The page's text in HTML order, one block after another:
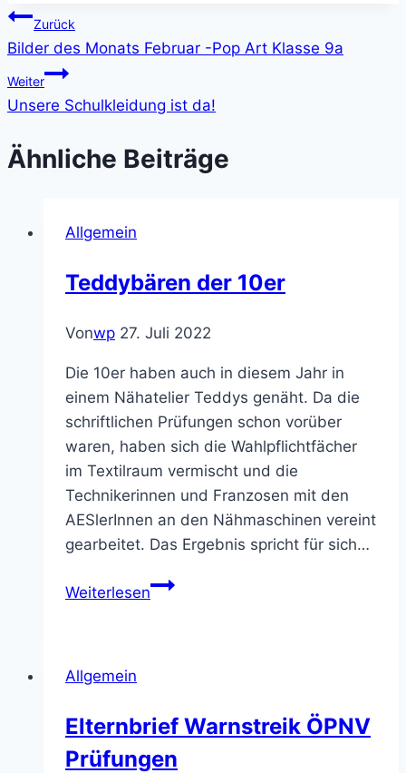
Beitragsnavigation
Zurück
Bilder des Monats Februar -Pop Art Klasse 9a
Weiter
Unsere Schulkleidung ist da!
Ähnliche Beiträge
Allgemein
Teddybären der 10er
Vonwp 27. Juli 2022
Die 10er haben auch in diesem Jahr in
einem Nähatelier Teddys genäht. Da die
schriftlichen Prüfungen schon vorüber
waren, haben sich die Wahlpflichtfächer
im Textilraum vermischt und die
Technikerinnen und Franzosen mit den
AESlerInnen an den Nähmaschinen vereint
gearbeitet. Das Ergebnis spricht für sich…
WeiterlesenTeddybären
Allgemein
Elternbrief Warnstreik ÖPNV
Prüfungen